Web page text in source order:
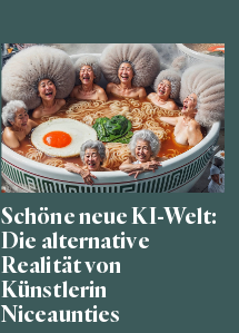
Schöne neue KI-Welt:
Die alternative
Realität von
Künstlerin
Niceaunties